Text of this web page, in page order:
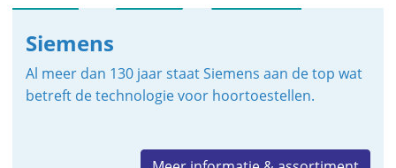
Siemens
Al meer dan 130 jaar staat Siemens aan de top wat
betreft de technologie voor hoortoestellen.